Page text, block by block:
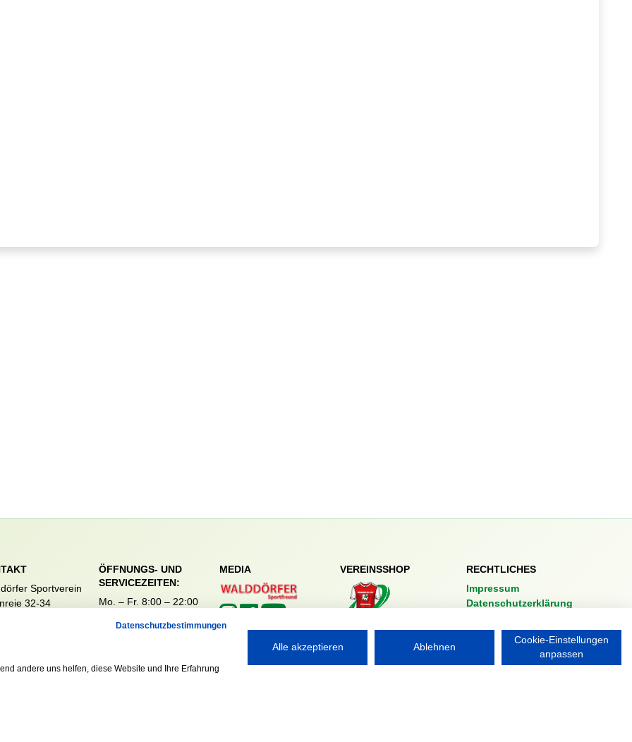
Sportverein
32-34
ÖFFNUNGS- UND
SERVICEZEITEN:
Mo. – Fr. 8:00 – 22:00
Sa. & So. 9:00 – 19:00
MEDIA VEREINSSHOP
Nordsport.store
RECHTLICHES
Impressum
Datenschutzerklärung
Datenschutzbestimmungen
andere uns helfen, diese Website und Ihre Erfahrung
Alle akzeptieren Ablehnen
Cookie-Einstellungen
anpassen